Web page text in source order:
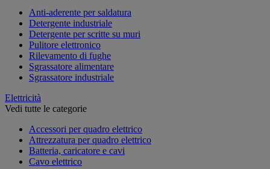
Anti-aderente per saldatura
Detergente industriale
Detergente per scritte su muri
Pulitore elettronico
Rilevamento di fughe
Sgrassatore alimentare
Sgrassatore industriale
Elettricità
Vedi tutte le categorie
Accessori per quadro elettrico
Attrezzatura per quadro elettrico
Batteria, caricatore e cavi
Cavo elettrico